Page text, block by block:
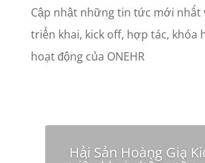
Cập nhật những tin tức mới nhất
triển khai, kick off, hợp tác, khóa
hoạt động của ONEHR
Hải Sản Hoàng Gia